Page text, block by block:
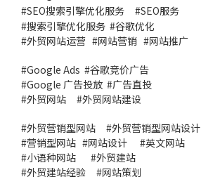
#SEO搜索引擎优化服务 #SEO服务
#搜索引擎优化服务 #谷歌优化
#外贸网站运营 #网站营销 #网站推广
#Google Ads #谷歌竞价广告
#Google 广告投放 #广告直投
#外贸网站 #外贸网站建设
#外贸营销型网站 #外贸营销型网站设计
#营销型网站 #网站设计 #英文网站
#小语种网站 #外贸建站
#外贸建站经验 #网站策划